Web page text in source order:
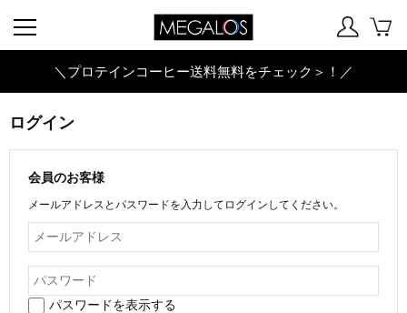
＼プロテインコーヒー送料無料をチェック＞！／
ログイン
会員のお客様
メールアドレスとパスワードを入力してログインしてください。
パスワードを表示する